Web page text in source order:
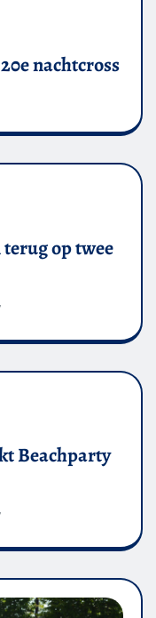
nachtcross
op twee
Beachparty